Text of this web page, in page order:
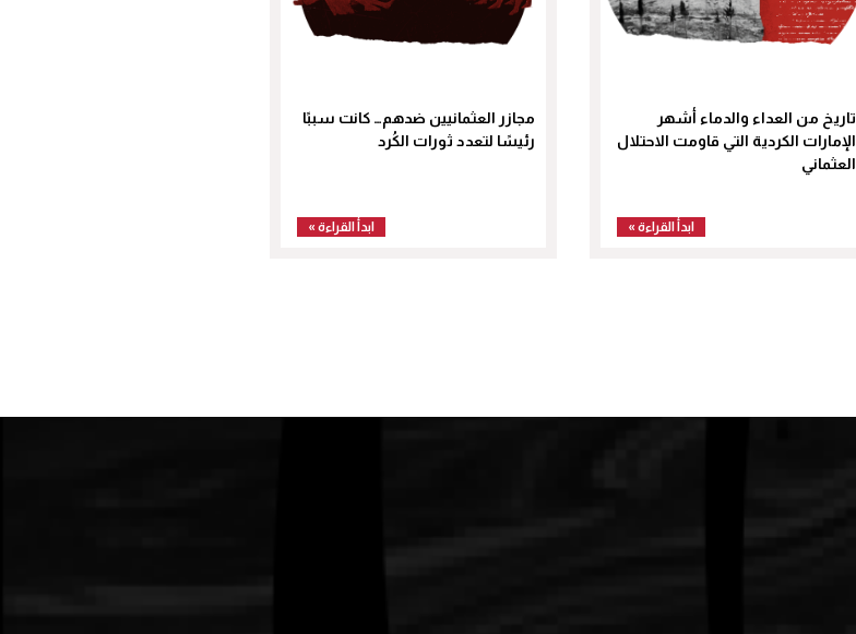
تاريخ من العداء والدماء أشهر
الإمارات الكردية التي قاومت الاحتلال
العثماني
ابدأ القراءة »
مجازر العثمانيين ضدهم… كانت سببًا
رئيسًا لتعدد ثورات الكُرد
ابدأ القراءة »